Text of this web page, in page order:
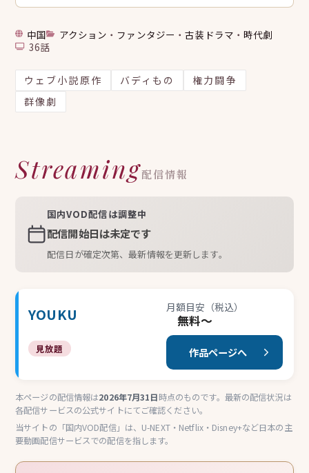
中国 アクション ・ ファンタジー ・古装ドラマ ・時代劇
36話
ウェブ小説原作 バディもの
権力闘争
群像劇
Streaming配信情報
国内VOD配信は調整中
配信開始日は未定です
配信日が確定次第、最新情報を更新します。
YOUKU
見放題
月額目安（税込）
無料〜
作品ページへ
本ページの配信情報は2026年7月31日時点のものです。最新の配信状況は
各配信サービスの公式サイトにてご確認ください。
当サイトの「国内VOD配信」は、U-NEXT・Netflix・Disney+など日本の主
要動画配信サービスでの配信を指します。